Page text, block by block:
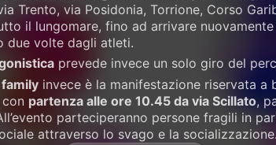
Trento, via Posidonia, Torrione, Corso
il lungomare, fino ad arrivare
due volte dagli atleti.
prevede invece un solo giro del
invece è la manifestazione riservata a
partenza alle ore 10.45 da via Scillato,
parteciperanno persone fragili in
attraverso lo svago e la socializzazione.